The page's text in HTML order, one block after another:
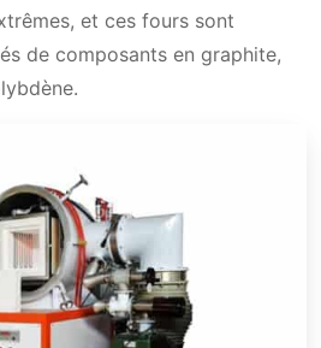
et ces fours sont
de composants en graphite,